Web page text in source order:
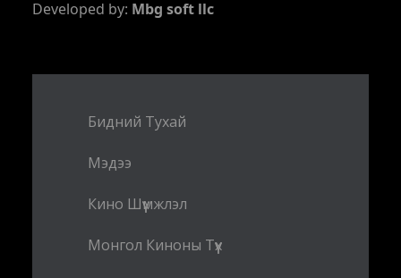
Developed by: Mbg soft llc
Бидний Тухай
Мэдээ
Кино Шүүмжлэл
Монгол Киноны Түүх